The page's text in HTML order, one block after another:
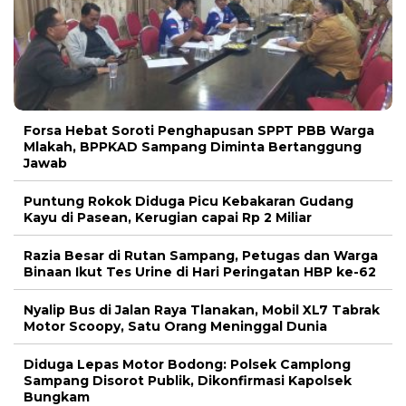
Forsa Hebat Soroti Penghapusan SPPT PBB Warga
Mlakah, BPPKAD Sampang Diminta Bertanggung
Jawab
Puntung Rokok Diduga Picu Kebakaran Gudang
Kayu di Pasean, Kerugian capai Rp 2 Miliar
Razia Besar di Rutan Sampang, Petugas dan Warga
Binaan Ikut Tes Urine di Hari Peringatan HBP ke-62
Nyalip Bus di Jalan Raya Tlanakan, Mobil XL7 Tabrak
Motor Scoopy, Satu Orang Meninggal Dunia
Diduga Lepas Motor Bodong: Polsek Camplong
Sampang Disorot Publik, Dikonfirmasi Kapolsek
Bungkam